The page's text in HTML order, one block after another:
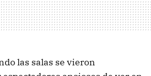
las salas se vieron